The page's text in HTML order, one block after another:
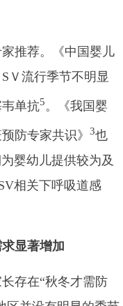
推荐。《中国婴儿
Ｖ流行季节不明显
单抗5。《我国婴
防专家共识》3也
婴幼儿提供较为及
相关下呼吸道感
显著增加
存在“秋冬才需防